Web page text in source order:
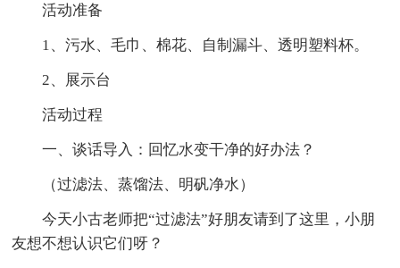
活动准备
1、污水、毛巾、棉花、自制漏斗、透明塑料杯。
2、展示台
活动过程
一、谈话导入：回忆水变干净的好办法？
（过滤法、蒸馏法、明矾净水）
今天小古老师把“过滤法”好朋友请到了这里，小朋
友想不想认识它们呀？